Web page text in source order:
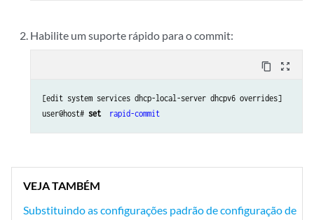
Habilite um suporte rápido para o commit:
content_copy zoom_out_map
[edit system services dhcp-local-server dhcpv6 overrides]
user@host# set rapid-commit
VEJA TAMBÉM
Substituindo as configurações padrão de configuração de